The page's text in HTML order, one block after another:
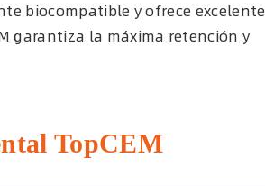
biocompatible y ofrece excelente
garantiza la máxima retención y
TopCEM